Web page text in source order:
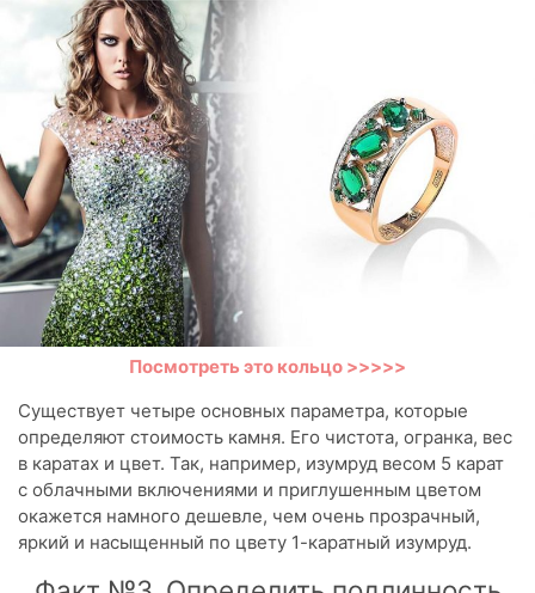
Посмотреть это кольцо >>>>>
Существует четыре основных параметра, которые
определяют стоимость камня. Его чистота, огранка, вес
в каратах и цвет. Так, например, изумруд весом 5 карат
с облачными включениями и приглушенным цветом
окажется намного дешевле, чем очень прозрачный,
яркий и насыщенный по цвету 1-каратный изумруд.